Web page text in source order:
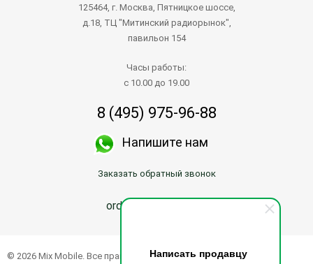
Написать продавцу
125464, г. Москва, Пятницкое шоссе,
д.18, ТЦ "Митинский радиорынок",
павильон 154
Часы работы:
с 10.00 до 19.00
8 (495) 975-96-88
Напишите нам
Заказать обратный звонок
order@mix-mobile.ru
© 2026 Mix Mobile. Все права защищены.